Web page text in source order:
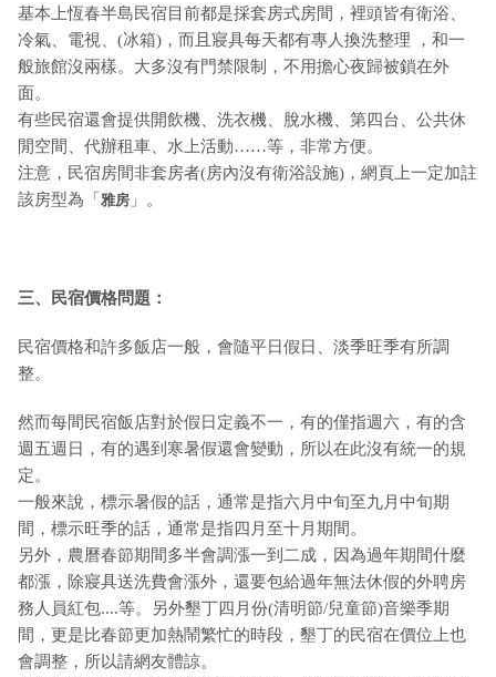
基本上恆春半島民宿目前都是採套房式房間，裡頭皆有衛浴、
冷氣、電視、(冰箱)，而且寢具每天都有專人換洗整理 ，和一
般旅館沒兩樣。大多沒有門禁限制，不用擔心夜歸被鎖在外
面。
有些民宿還會提供開飲機、洗衣機、脫水機、第四台、公共休
閒空間、代辦租車、水上活動……等，非常方便。
注意，民宿房間非套房者(房內沒有衛浴設施)，網頁上一定加註
該房型為「 雅房 」。
三、民宿價格問題：
民宿價格和許多飯店一般，會隨平日假日、淡季旺季有所調
整。
然而每間民宿飯店對於假日定義不一，有的僅指週六，有的含
週五週日，有的遇到寒暑假還會變動，所以在此沒有統一的規
定。
一般來說，標示暑假的話，通常是指六月中旬至九月中旬期
間，標示旺季的話，通常是指四月至十月期間。
另外，農曆春節期間多半會調漲一到二成，因為過年期間什麼
都漲，除寢具送洗費會漲外，還要包給過年無法休假的外聘房
務人員紅包....等。另外墾丁四月份(清明節/兒童節)音樂季期
間，更是比春節更加熱鬧繁忙的時段，墾丁的民宿在價位上也
會調整，所以請網友體諒。